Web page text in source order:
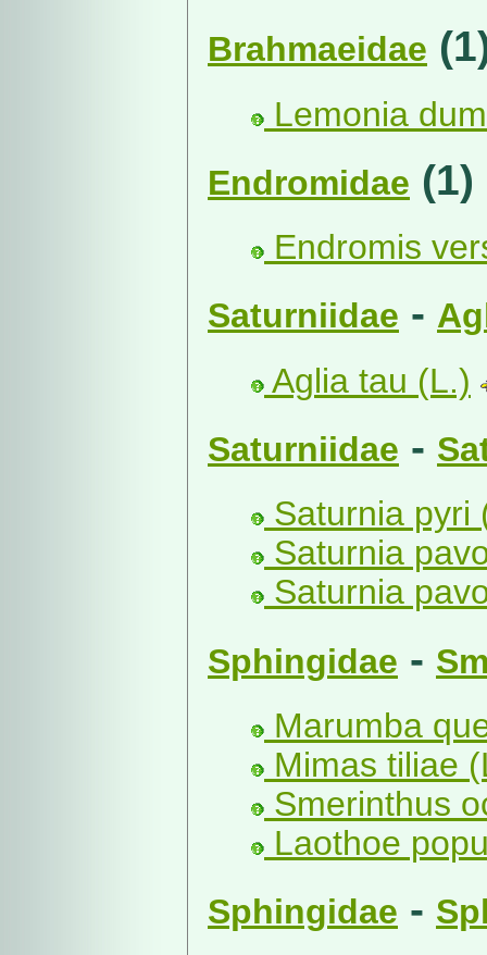
Brahmaeidae
Lemonia
Endromidae (1)
Endromis
Saturniidae -
Aglia tau (L.)
Saturniidae -
Saturnia pyri
Saturnia
Saturnia
Sphingidae -
Marumba
Mimas tiliae
Smerinthus
Laothoe
Sphingidae -